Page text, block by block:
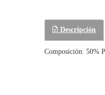
Descripción
Composición: 50%